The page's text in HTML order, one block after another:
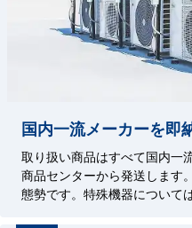
国内一流メーカーを即
取り扱い商品はすべて国内一
商品センターから発送します
態勢です。特殊機器について